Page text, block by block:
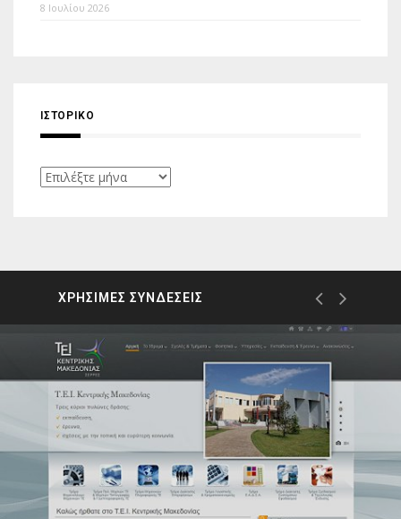
8 Ιουλίου 2026
ΙΣΤΟΡΙΚΌ
Ιστορικό
ΧΡΗΣΙΜΕΣ ΣΥΝΔΕΣΕΙΣ